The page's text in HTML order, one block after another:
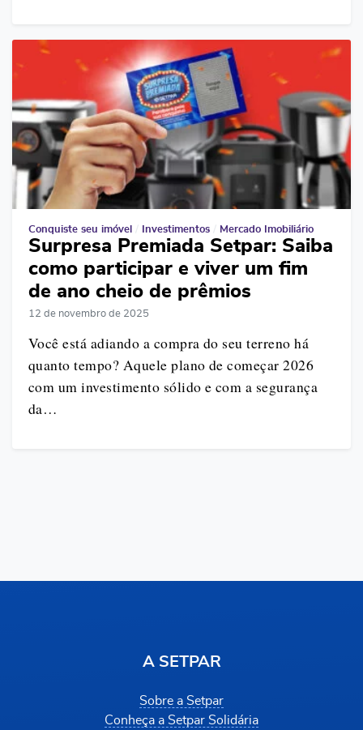
Conquiste seu imóvel Investimentos Mercado Imobiliário
Surpresa Premiada Setpar: Saiba
como participar e viver um fim
de ano cheio de prêmios
12 de novembro de 2025
Você está adiando a compra do seu terreno há
quanto tempo? Aquele plano de começar 2026
com um investimento sólido e com a segurança
da…
A SETPAR
Sobre a Setpar
Conheça a Setpar Solidária